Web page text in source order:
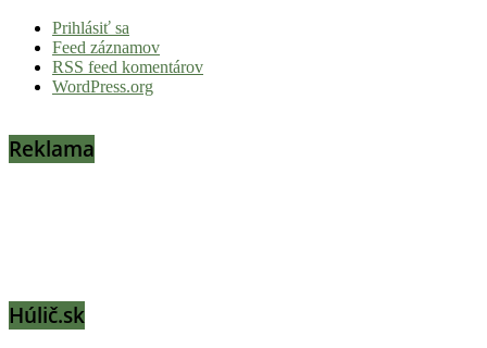
Prihlásiť sa
Feed záznamov
RSS feed komentárov
WordPress.org
Reklama
Húlič.sk